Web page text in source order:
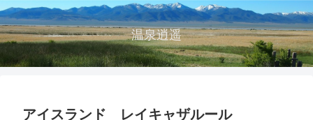
温泉逍遥
アイスランド レイキャザルール